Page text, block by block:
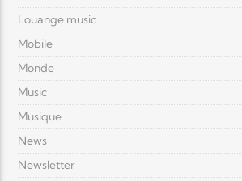
Louange music
Mobile
Monde
Music
Musique
News
Newsletter